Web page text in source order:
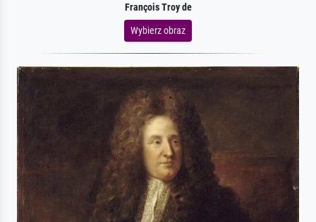
François Troy de
Wybierz obraz